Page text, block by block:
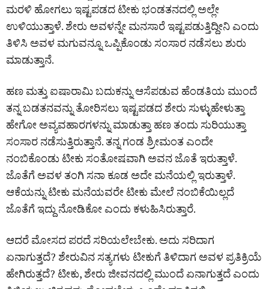
ಮರಳಿ ಹೋಗಲು ಇಷ್ಟಪಡದ ಟೀಕು ಭಂಡತನದಲ್ಲಿ ಅಲ್ಲೇ
ಉಳಿಯುತ್ತಾಳೆ. ಶೇರು ಅವಳನ್ನೇ ಮನಸಾರೆ ಇಷ್ಟಪಡುತ್ತಿದ್ದೀನಿ ಎಂದು
ತಿಳಿಸಿ ಅವಳ ಮಗುವನ್ನೂ ಒಪ್ಪಿಕೊಂಡು ಸಂಸಾರ ನಡೆಸಲು ಶುರು
ಮಾಡುತ್ತಾನೆ.
ಹಣ ಮತ್ತು ಐಷಾರಾಮಿ ಬದುಕನ್ನು ಆಸೆಪಡುವ ಹೆಂಡತಿಯ ಮುಂದೆ
ತನ್ನ ಬಡತನವನ್ನು ತೋರಿಸಲು ಇಷ್ಟಪಡದ ಶೇರು ಸುಳ್ಳುಹೇಳುತ್ತಾ
ಹೇಗೋ ಅವ್ಯವಹಾರಗಳನ್ನು ಮಾಡುತ್ತಾ ಹಣ ತಂದು ಸುರಿಯುತ್ತಾ
ಸಂಸಾರ ನಡೆಸುತ್ತಿರುತ್ತಾನೆ. ತನ್ನ ಗಂಡ ಶ್ರೀಮಂತ ಎಂದೇ
ನಂಬಿಕೊಂಡು ಟೀಕು ಸಂತೋಷವಾಗಿ ಅವನ ಜೊತೆ ಇರುತ್ತಾಳೆ.
ಜೊತೆಗೆ ಅವಳ ತಂಗಿ ಸನಾ ಕೂಡ ಅದೇ ಮನೆಯಲ್ಲಿ ಇರುತ್ತಾಳೆ.
ಆಕೆಯನ್ನು ಟೀಕು ಮನೆಯವರೇ ಟೀಕು ಮೇಲೆ ನಂಬಿಕೆಯಿಲ್ಲದೆ
ಜೊತೆಗೆ ಇದ್ದು ನೋಡಿಕೋ ಎಂದು ಕಳುಹಿಸಿರುತ್ತಾರೆ.
ಆದರೆ ಮೋಸದ ಪರದೆ ಸರಿಯಲೇಬೇಕು. ಅದು ಸರಿದಾಗ
ಏನಾಗುತ್ತದೆ? ಶೇರುವಿನ ಸತ್ಯಗಳು ಟೀಕುಗೆ ತಿಳಿದಾಗ ಅವಳ ಪ್ರತಿಕ್ರಿಯೆ
ಹೇಗಿರುತ್ತದೆ? ಟೀಕು, ಶೇರು ಜೀವನದಲ್ಲಿ ಮುಂದೆ ಏನಾಗುತ್ತದೆ ಎಂದು